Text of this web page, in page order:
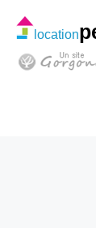
location